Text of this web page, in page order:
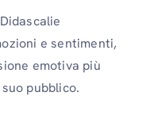
Didascalie
e sentimenti,
emotiva più
pubblico.